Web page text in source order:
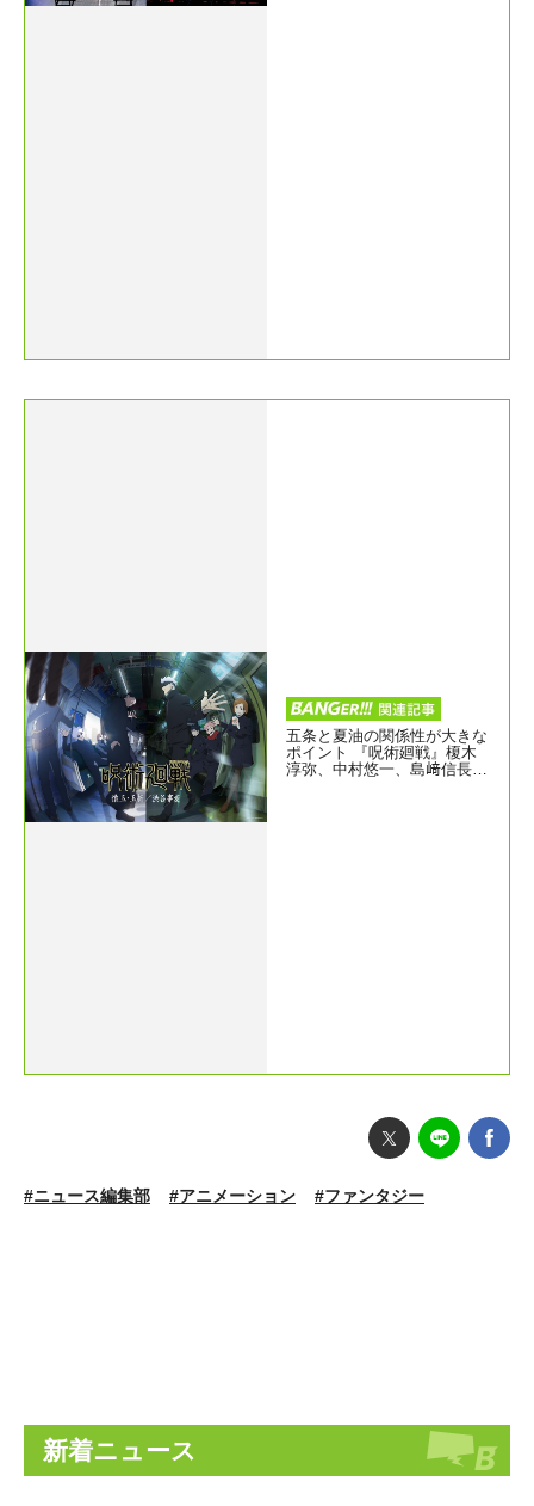
五条と夏油の関係性が大きな
ポイント 『呪術廻戦』榎木
淳弥、中村悠一、島﨑信長
#ニュース編集部 #アニメーション #ファンタジー
新着ニュース